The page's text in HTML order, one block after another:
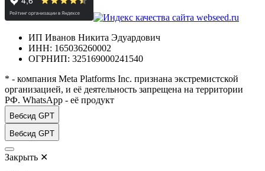
ИП Иванов Никита Эдуардович
ИНН: 165036260002
ОГРНИП: 325169000241540
* - компания Meta Platforms Inc. признана экстремистской
организацией, и её деятельность запрещена на территории
РФ. WhatsApp - её продукт
Вебсид GPT
Вебсид GPT
Закрыть ✕